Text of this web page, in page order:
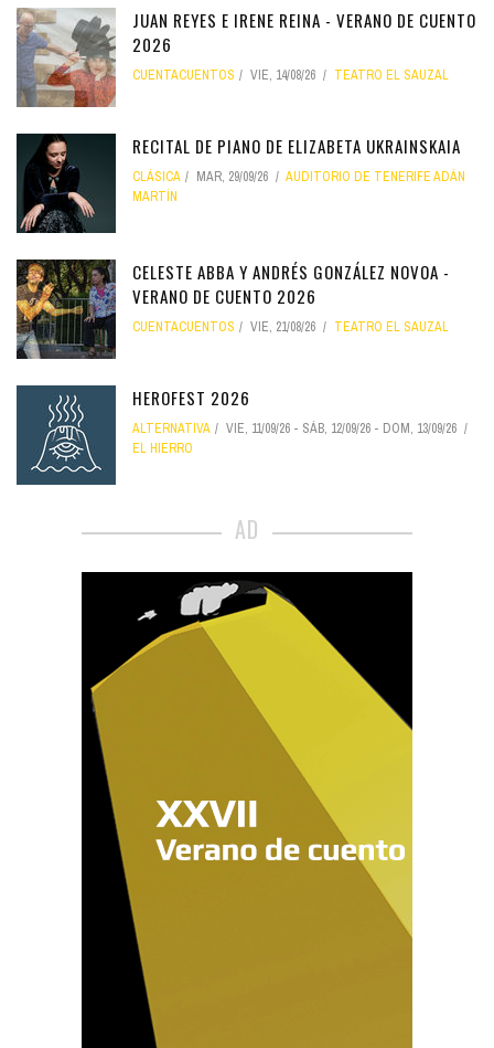
JUAN REYES E IRENE REINA - VERANO DE CUENTO
2026
CUENTACUENTOS VIE, 14/08/26 TEATRO EL SAUZAL
RECITAL DE PIANO DE ELIZABETA UKRAINSKAIA
CLÁSICA MAR, 29/09/26
AUDITORIO DE TENERIFE ADÁN
MARTÍN
CELESTE ABBA Y ANDRÉS GONZÁLEZ NOVOA -
VERANO DE CUENTO 2026
CUENTACUENTOS VIE, 21/08/26 TEATRO EL SAUZAL
HEROFEST 2026
ALTERNATIVA VIE, 11/09/26 - SÁB, 12/09/26 - DOM, 13/09/26
EL HIERRO
AD